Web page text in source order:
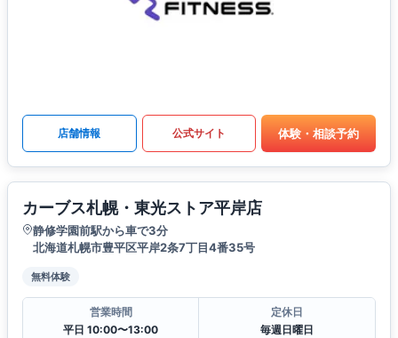
店舗情報 公式サイト 体験・相談予約
カーブス札幌・東光ストア平岸店
静修学園前駅から車で3分
北海道札幌市豊平区平岸2条7丁目4番35号
無料体験
営業時間
平日 10:00〜13:00
定休日
毎週日曜日